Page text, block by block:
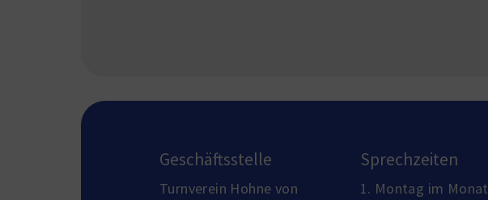
Geschäftsstelle
Turnverein Hohne von
Sprechzeiten
1. Montag im Monat